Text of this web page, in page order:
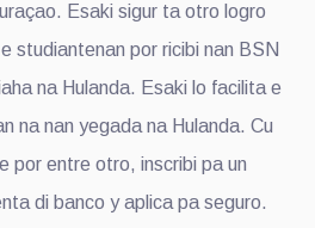
Esaki sigur ta otro logro
studiantenan por ricibi nan BSN
na Hulanda. Esaki lo facilita e
na nan yegada na Hulanda. Cu
por entre otro, inscribi pa un
di banco y aplica pa seguro.